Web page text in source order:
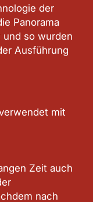
der
Panorama
und so wurden
Ausführung
mit
Zeit auch
nach